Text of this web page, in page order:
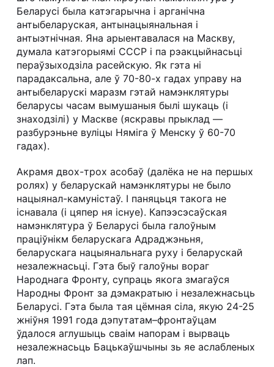
Беларусі была катэгарычна і арганічна
антыбеларуская, антынацыянальная і
антыэтнічная. Яна арыентавалася на Маскву,
думала катэгорыямі СССР і па рэакцыйнасьці
пераўзыходзіла расейскую. Як гэта ні
парадаксальна, але ў 70-80-х гадах управу на
антыбеларускі маразм гэтай намэнклятуры
беларусы часам вымушаныя былі шукаць (і
знаходзілі) у Маскве (яскравы прыклад —
разбурэньне вуліцы Няміга ў Менску ў 60-70
гадах).
Акрамя двох-трох асобаў (далёка не на першых
ролях) у беларускай намэнклятуры не было
нацыянал-камуністаў. І паняцьця такога не
існавала (і цяпер ня існуе). Капээсэсаўская
намэнклятура ў Беларусі была галоўным
праціўнікм беларускага Адраджэньня,
беларускага нацыянальнага руху і беларускай
незалежнасьці. Гэта быў галоўны вораг
Народнага Фронту, супраць якога змагаўся
Народны Фронт за дэмакратыю і незалежнасьць
Беларусі. Гэта была тая цёмная сіла, якую 24-25
жніўня 1991 года дэпутатам–фронтаўцам
ўдалося аглушыць сваім напорам і вырваць
незалежнасьць Бацькаўшчыны зь яе аслабленых
лап.